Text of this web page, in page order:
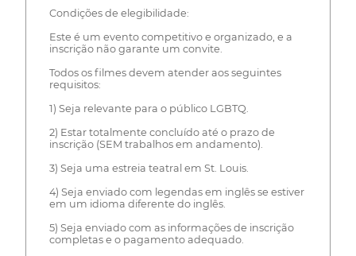
Condições de elegibilidade:
Este é um evento competitivo e organizado, e a
inscrição não garante um convite.
Todos os filmes devem atender aos seguintes
requisitos:
1) Seja relevante para o público LGBTQ.
2) Estar totalmente concluído até o prazo de
inscrição (SEM trabalhos em andamento).
3) Seja uma estreia teatral em St. Louis.
4) Seja enviado com legendas em inglês se estiver
em um idioma diferente do inglês.
5) Seja enviado com as informações de inscrição
completas e o pagamento adequado.